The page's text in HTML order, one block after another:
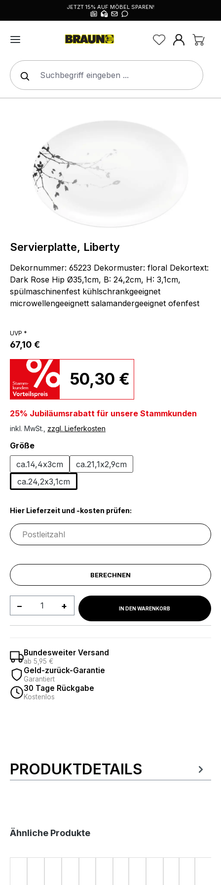
JETZT 15% AUF MÖBEL SPAREN!
Bildergalerie überspringen
Servierplatte, Liberty
Dekornummer: 65223 Dekormuster: floral Dekortext:
Dark Rose Hip Ø35,1cm, B: 24,2cm, H: 3,1cm,
spülmaschinenfest kühlschrankgeeignet
microwellengeeignett salamandergeeignet ofenfest
UVP *
67,10 €
50,30 €
25% Jubiläumsrabatt für unsere Stammkunden
inkl. MwSt., zzgl. Lieferkosten
Größeauswählen
ca.14,4x3cm
ca.21,1x2,9cm
ca.24,2x3,1cm
Hier Lieferzeit und -kosten prüfen:
BERECHNEN
Produkt Anzahl: Gib denIN DEN WARENKORB
Bundesweiter Versand
ab 5,95 €
Geld-zurück-Garantie
Garantiert
30 Tage Rückgabe
Kostenlos
Produktinformationen
PRODUKTDETAILS
Produktgalerie überspringen
Ähnliche Produkte